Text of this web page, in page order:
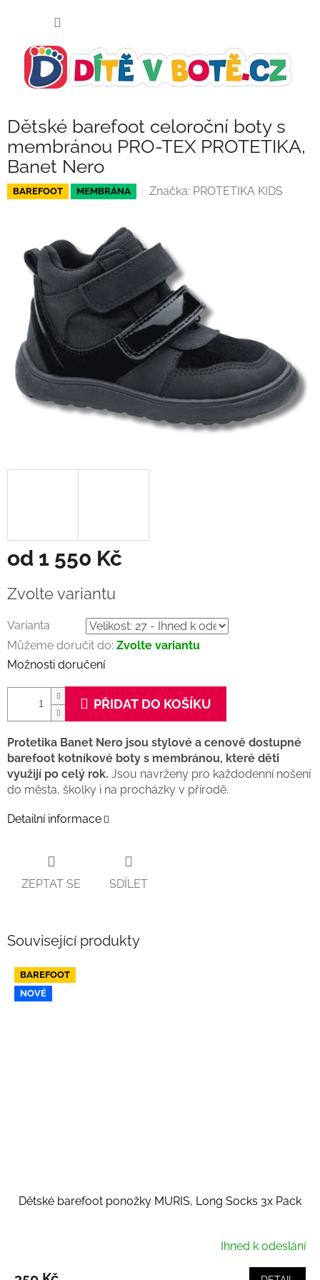
Dětské barefoot celoroční boty s
membránou PRO-TEX PROTETIKA,
Banet Nero
BAREFOOT MEMBRÁNA Značka: PROTETIKA KIDS
od 1 550 Kč
cena:
Zvolte variantu
Varianta
Můžeme doručit do: Zvolte variantu
Možnosti doručení
PŘIDAT DO KOŠÍKU
Protetika Banet Nero jsou stylové a cenově dostupné
barefoot kotníkové boty s membránou, které děti
využijí po celý rok. Jsou navrženy pro každodenní nošení
do města, školky i na procházky v přírodě.
Detailní informace
ZEPTAT SE SDÍLET
Související produkty
BAREFOOT
NOVÉ
Dětské barefoot ponožky MURIS, Long Socks 3x Pack
Ihned k odeslání